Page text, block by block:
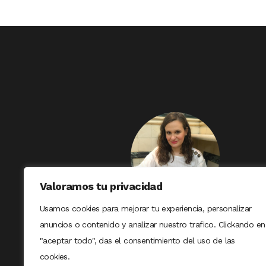
Valoramos tu privacidad
Usamos cookies para mejorar tu experiencia, personalizar
anuncios o contenido y analizar nuestro trafico. Clickando en
"aceptar todo", das el consentimiento del uso de las
cookies.